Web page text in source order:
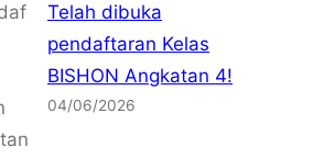
Telah dibuka
pendaftaran Kelas
BISHON Angkatan 4!
04/06/2026